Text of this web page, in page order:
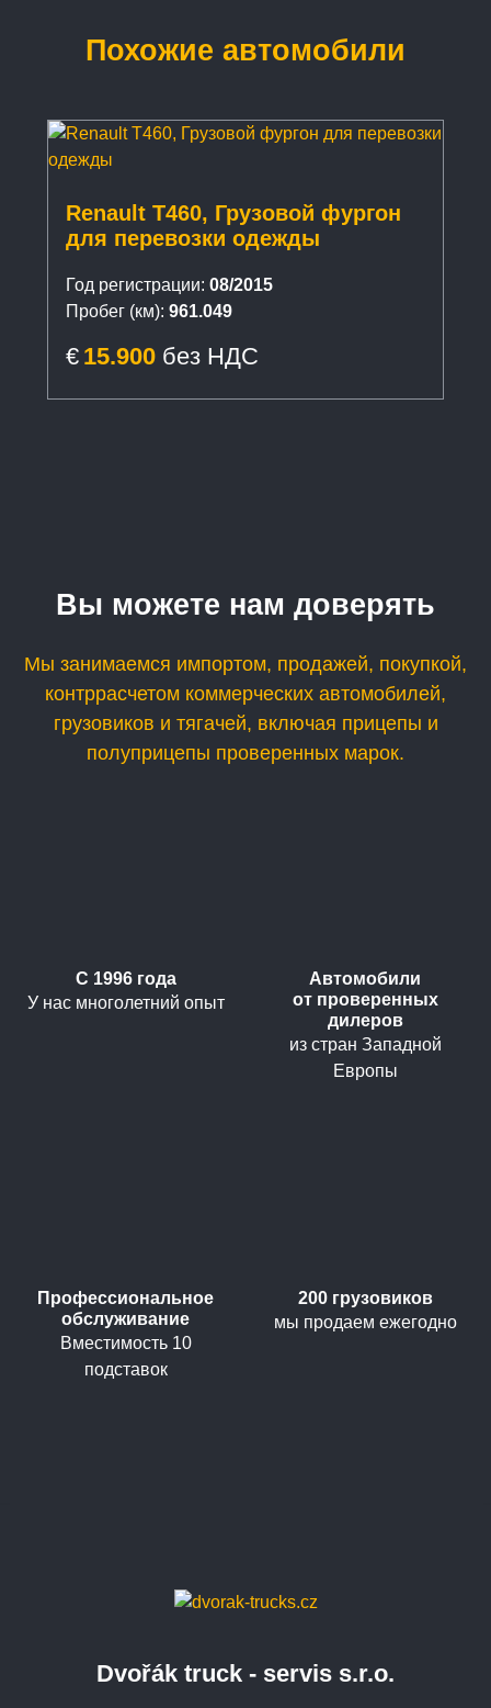
Похожие автомобили
Renault T460, Грузовой фургон
для перевозки одежды
Год регистрации: 08/2015
Пробег (км): 961.049
€ 15.900 без НДС
Вы можете нам доверять
Мы занимаемся импортом, продажей, покупкой,
контррасчетом коммерческих автомобилей,
грузовиков и тягачей, включая прицепы и
полуприцепы проверенных марок.
С 1996 года
У нас многолетний опыт
Автомобили
от проверенных
дилеров
из стран Западной
Европы
Профессиональное
обслуживание
Вместимость 10
подставок
200 грузовиков
мы продаем ежегодно
Dvořák truck - servis s.r.o.